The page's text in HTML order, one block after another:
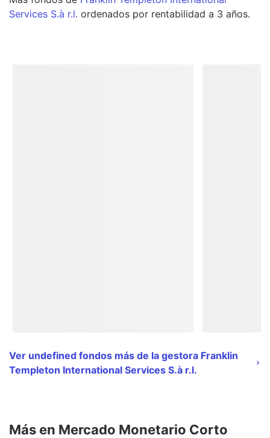
Services S.à r.l. ordenados por rentabilidad a 3 años.
Ver undefined fondos más de la gestora Franklin
Templeton International Services S.à r.l.
Más en Mercado Monetario Corto